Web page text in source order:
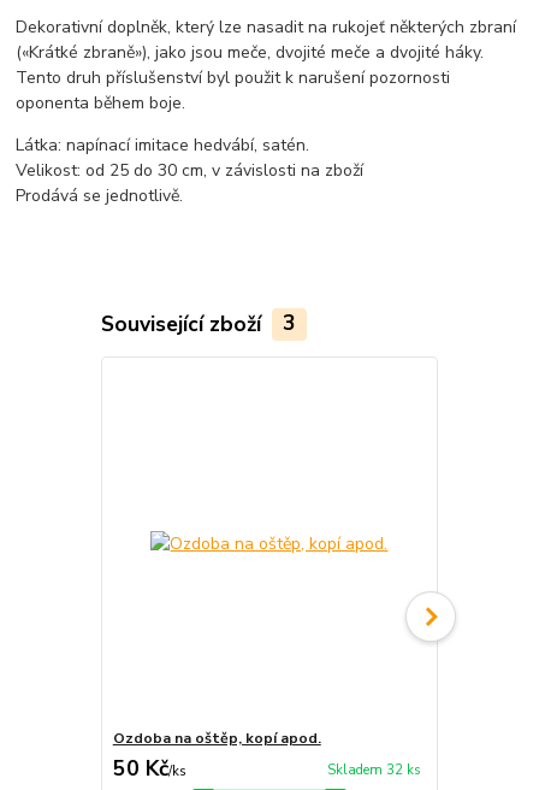
Dekorativní doplněk, který lze nasadit na rukojeť některých zbraní
(«Krátké zbraně»), jako jsou meče, dvojité meče a dvojité háky.
Tento druh příslušenství byl použit k narušení pozornosti
oponenta během boje.
Látka: napínací imitace hedvábí, satén.
Velikost: od 25 do 30 cm, v závislosti na zboží
Prodává se jednotlivě.
Související zboží 3
Ozdoba na oštěp, kopí apod.
50 Kč/ks Skladem 32 ks